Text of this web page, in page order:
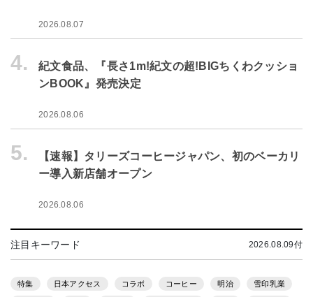
2026.08.07
4.
紀文食品、『長さ1m!紀文の超!BIGちくわクッショ
ンBOOK』発売決定
2026.08.06
5.
【速報】タリーズコーヒージャパン、初のベーカリ
ー導入新店舗オープン
2026.08.06
注目キーワード 2026.08.09付
特集 日本アクセス コラボ コーヒー 明治 雪印乳業